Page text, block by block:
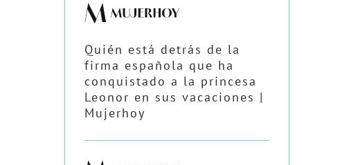
Quién está detrás de la
firma española que ha
conquistado a la princesa
Leonor en sus vacaciones |
Mujerhoy